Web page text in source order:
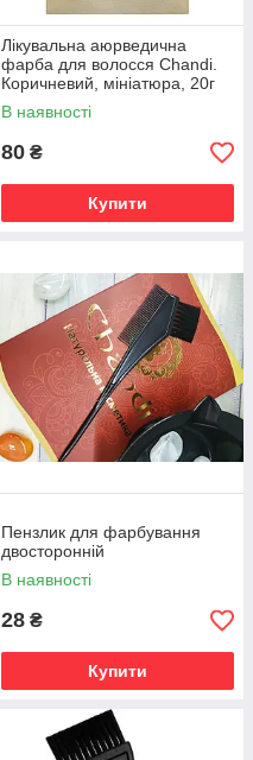
Лікувальна аюрведична
фарба для волосся Chandi.
Коричневий, мініатюра, 20г
В наявності
80 ₴
Купити
Пензлик для фарбування
двосторонній
В наявності
28 ₴
Купити